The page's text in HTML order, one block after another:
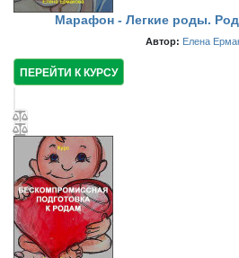
Марафон - Легкие роды.
Автор: Елена
ПЕРЕЙТИ К КУРСУ